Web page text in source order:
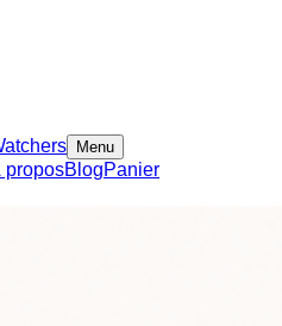
Menu
proposBlogPanier